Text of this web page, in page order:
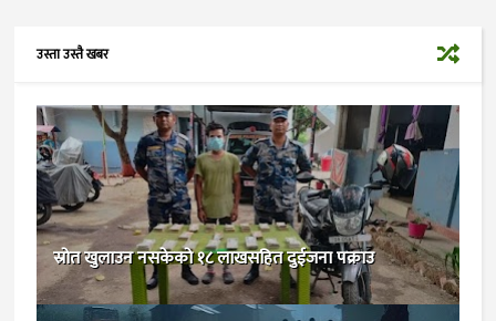
उस्ता उस्तै खबर
स्रोत खुलाउन नसकेको १८ लाखसहित दुईजना पक्राउ